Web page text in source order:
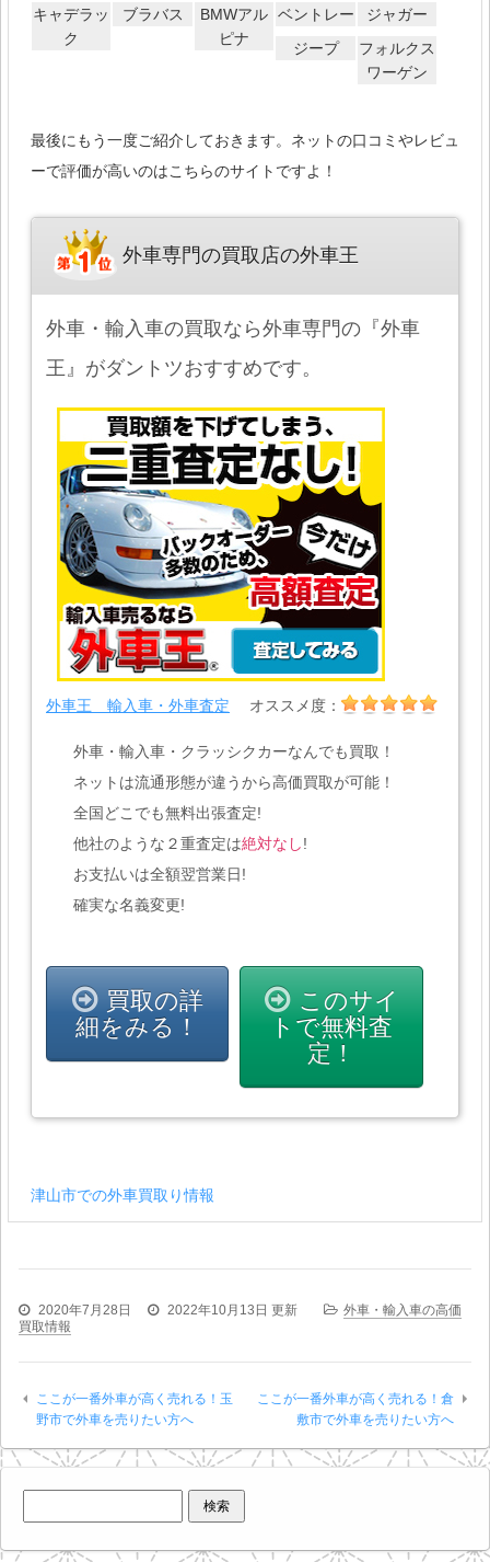
キャデラッ
ク
ブラバス
BMWアル
ピナ
ベントレー
ジャガー
ジープ
フォルクス
ワーゲン
最後にもう一度ご紹介しておきます。ネットの口コミやレビュ
ーで評価が高いのはこちらのサイトですよ！
外車専門の買取店の外車王
外車・輸入車の買取なら外車専門の『外車
王』がダントツおすすめです。
外車王 輸入車・外車査定 オススメ度：
外車・輸入車・クラッシクカーなんでも買取！
ネットは流通形態が違うから高価買取が可能！
全国どこでも無料出張査定!
他社のような２重査定は絶対なし!
お支払いは全額翌営業日!
確実な名義変更!
買取の詳
細をみる！
このサイ
トで無料査
定！
津山市での外車買取り情報
2020年7月28日 2022年10月13日 更新
外車・輸入車の高価
買取情報
ここが一番外車が高く売れる！玉
野市で外車を売りたい方へ
ここが一番外車が高く売れる！倉
敷市で外車を売りたい方へ